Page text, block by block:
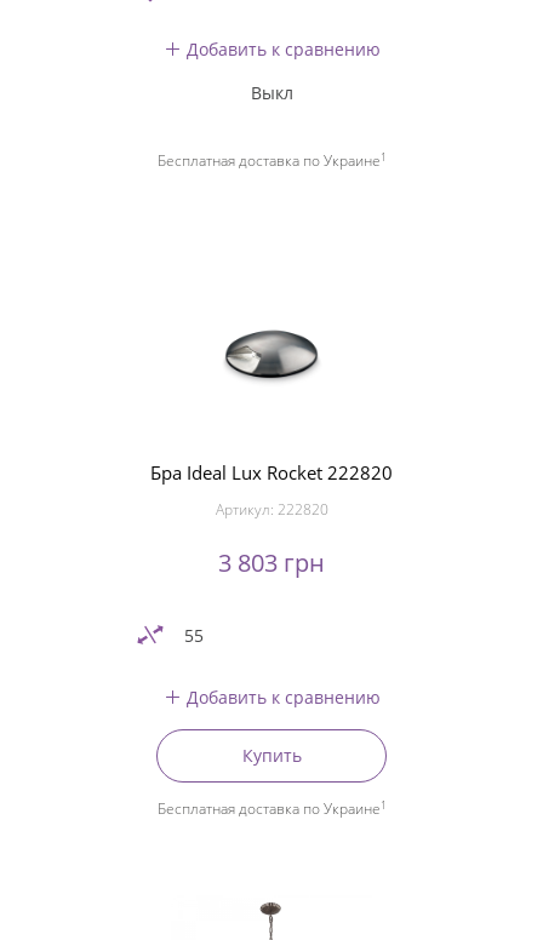
Добавить к сравнению
Выкл
Бесплатная доставка по Украине1
Бра Ideal Lux Rocket 222820
Артикул: 222820
3 803 грн
55
Добавить к сравнению
Купить
Бесплатная доставка по Украине1